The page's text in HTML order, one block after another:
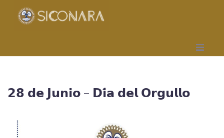
Gremial
𝟮𝟴 𝗱𝗲 𝗝𝘂𝗻𝗶𝗼 – 𝗗𝗶́𝗮 𝗱𝗲𝗹 𝗢𝗿𝗴𝘂𝗹𝗹𝗼